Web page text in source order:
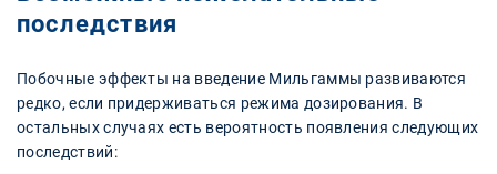
последствия
Побочные эффекты на введение Мильгаммы развиваются
редко, если придерживаться режима дозирования. В
остальных случаях есть вероятность появления следующих
последствий: